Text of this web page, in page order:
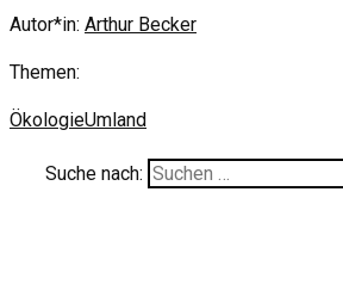
Autor*in: Arthur Becker
Themen:
ÖkologieUmland
Suche nach: